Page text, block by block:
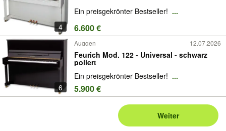
4
Ein preisgekrönter Bestseller! ...
6.600 €
6
Auggen 12.07.2026
Feurich Mod. 122 - Universal - schwarz
poliert
Ein preisgekrönter Bestseller! ...
5.900 €
Weiter